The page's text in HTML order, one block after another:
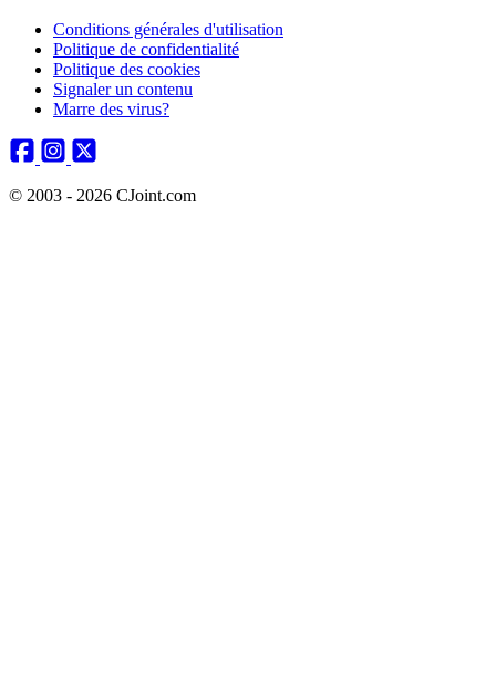
Conditions générales d'utilisation
Politique de confidentialité
Politique des cookies
Signaler un contenu
Marre des virus?
© 2003 - 2026 CJoint.com